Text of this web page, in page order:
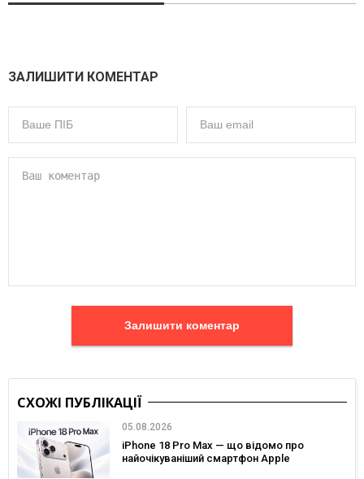
ЗАЛИШИТИ КОМЕНТАР
Залишити коментар
СХОЖІ ПУБЛІКАЦІЇ
05.08.2026
iPhone 18 Pro Max — що відомо про
найочікуваніший смартфон Apple